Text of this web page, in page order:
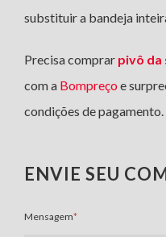
substituir a bandeja
Precisa comprar pivô da
com a Bompreço e
condições de pagamento.
ENVIE SEU
Mensagem*